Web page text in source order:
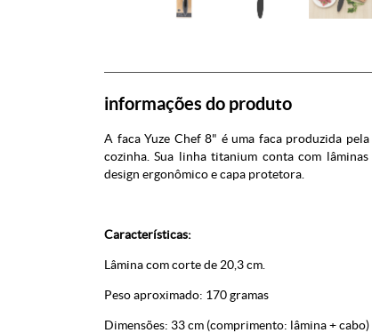
informações do produto
A faca Yuze Chef 8" é uma faca produzida
cozinha. Sua linha titanium conta com
design ergonômico e capa protetora.
Características:
Lâmina com corte de 20,3 cm.
Peso aproximado: 170 gramas
Dimensões: 33 cm (comprimento: lâmina +